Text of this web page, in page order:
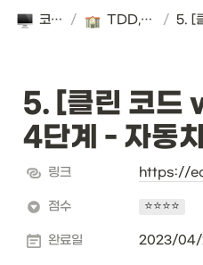
코징의 개발탐방 / TDD, 클린 코드 with Java 16기 /
5. [클린 코
4단계 - 자동
링크 https://
점수 ⭐️⭐️⭐️⭐️
완료일 2023/